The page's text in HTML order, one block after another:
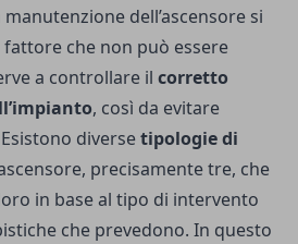
dell’ascensore si
che non può essere
a controllare il corretto
, così da evitare
diversetipologie di
precisamente tre, che
in base al tipo di intervento
che prevedono. In questo